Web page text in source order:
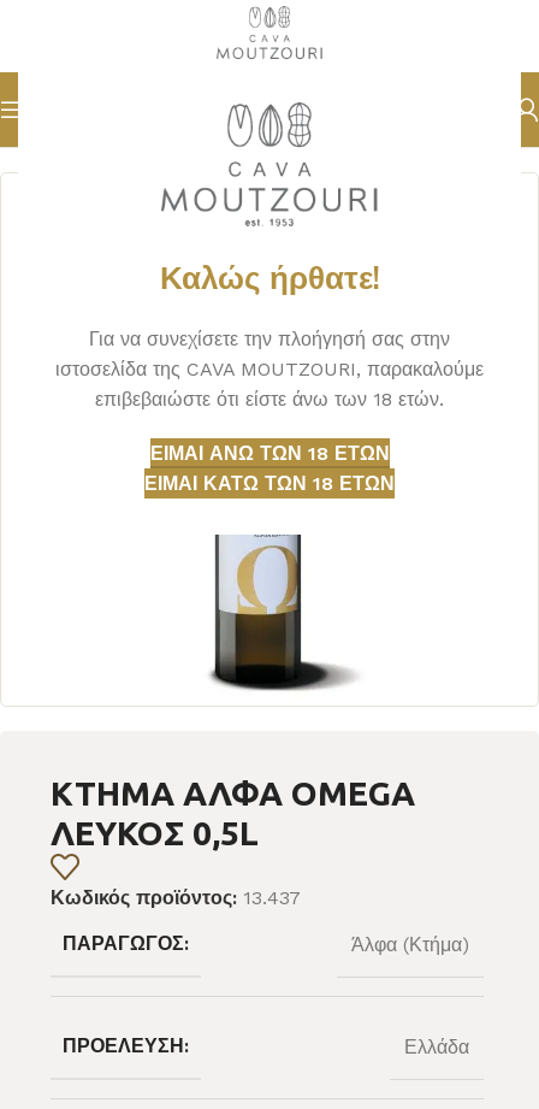
Καλώς ήρθατε!
Για να συνεχίσετε την πλοήγησή σας στην
ιστοσελίδα της CAVA MOUTZOURI, παρακαλούμε
επιβεβαιώστε ότι είστε άνω των 18 ετών.
ΕΊΜΑΙ ΆΝΩ ΤΩΝ 18 ΕΤΏΝ
ΕΊΜΑΙ ΚΆΤΩ ΤΩΝ 18 ΕΤΏΝ
Αρχική σελίδα ΛΕΥΚΟΣ
ΚΤΗΜΑ ΑΛΦΑ OMEGA
ΛΕΥΚΟΣ 0,5L
Κωδικός προϊόντος: 13.437
ΠΑΡΑΓΩΓΌΣ:
Άλφα (Κτήμα)
ΠΡΟΈΛΕΥΣΗ: Ελλάδα